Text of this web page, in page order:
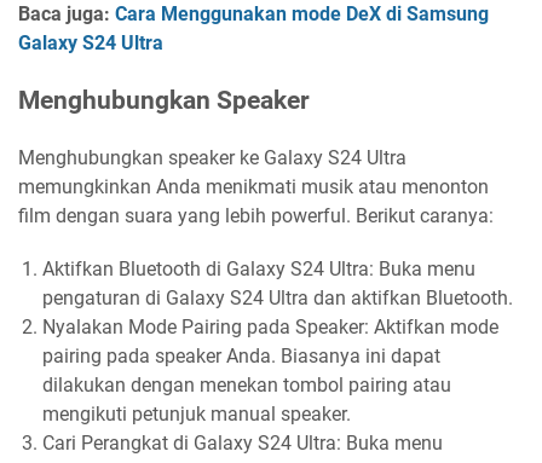
Baca juga: Cara Menggunakan mode DeX di Samsung
Galaxy S24 Ultra
Menghubungkan Speaker
Menghubungkan speaker ke Galaxy S24 Ultra
memungkinkan Anda menikmati musik atau menonton
film dengan suara yang lebih powerful. Berikut caranya:
Aktifkan Bluetooth di Galaxy S24 Ultra: Buka menu
pengaturan di Galaxy S24 Ultra dan aktifkan Bluetooth.
Nyalakan Mode Pairing pada Speaker: Aktifkan mode
pairing pada speaker Anda. Biasanya ini dapat
dilakukan dengan menekan tombol pairing atau
mengikuti petunjuk manual speaker.
Cari Perangkat di Galaxy S24 Ultra: Buka menu